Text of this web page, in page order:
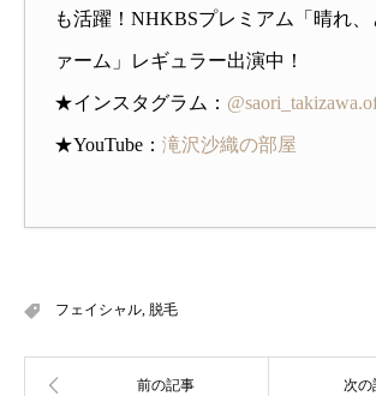
も活躍！NHKBSプレミアム「晴れ、
ァーム」レギュラー出演中！
★インスタグラム：
★YouTube： 滝沢沙織の部屋
フェイシャル 脱毛